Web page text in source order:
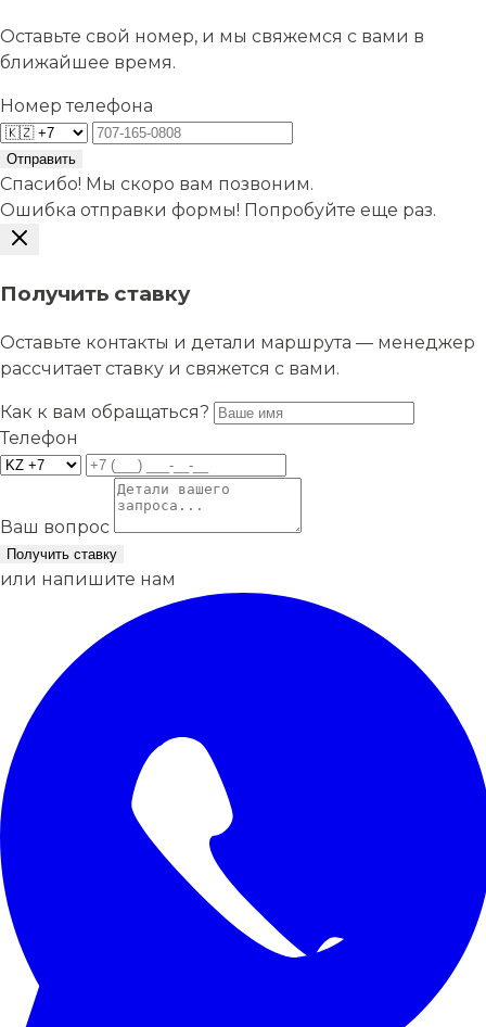
Оставьте свой номер, и мы свяжемся с вами в
ближайшее время.
Номер телефона
Отправить
Спасибо! Мы скоро вам позвоним.
Ошибка отправки формы! Попробуйте еще раз.
Получить ставку
Оставьте контакты и детали маршрута — менеджер
рассчитает ставку и свяжется с вами.
Как к вам обращаться?
Телефон
Ваш вопрос
Получить ставку
или напишите нам